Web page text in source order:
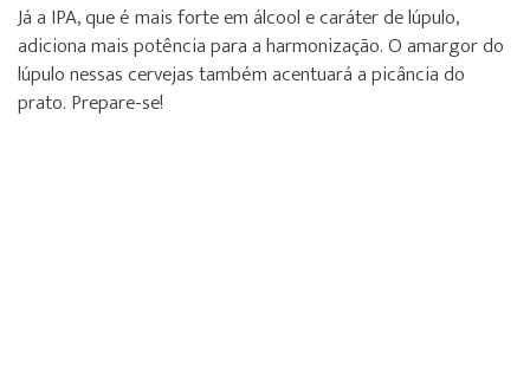
Já a IPA, que é mais forte em álcool e caráter de lúpulo,
adiciona mais potência para a harmonização. O amargor do
lúpulo nessas cervejas também acentuará a picância do
prato. Prepare-se!